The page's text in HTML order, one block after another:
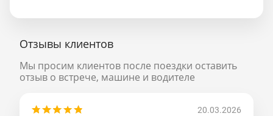
Отзывы клиентов
Мы просим клиентов после поездки оставить
отзыв о встрече, машине и водителе
20.03.2026